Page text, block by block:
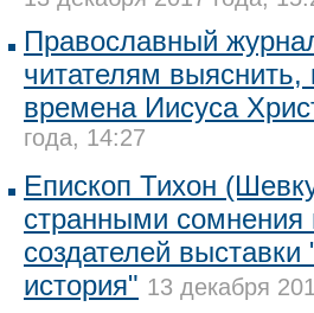
Православный
читателям
времена Иисуса
года, 14:27
Епископ Тихон
странными сомнения
создателей
история" 13 декабря